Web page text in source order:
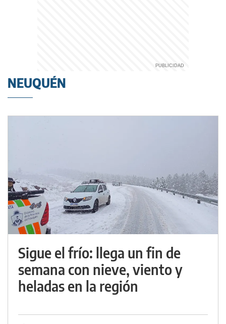
NEUQUÉN
Sigue el frío: llega un fin de
semana con nieve, viento y
heladas en la región